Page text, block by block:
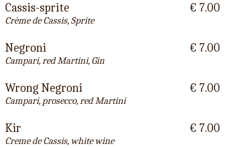
Cassis-sprite
Crème de Cassis, Sprite
€ 7.00
Negroni
Campari, red Martini, Gin
€ 7.00
Wrong Negroni
Campari, prosecco, red Martini
€ 7.00
Kir
Creme de Cassis, white wine
€ 7.00